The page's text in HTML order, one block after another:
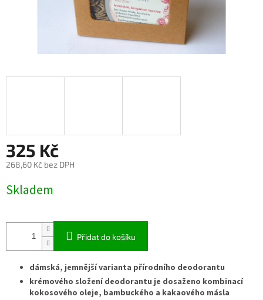
325 Kč
268,60 Kč bez DPH
cena:
Skladem
Přidat do košíku
dámská, jemnější varianta přírodního deodorantu
krémového složenídeodorantu je dosaženo kombinací
kokosového oleje, bambuckého a kakaového másla